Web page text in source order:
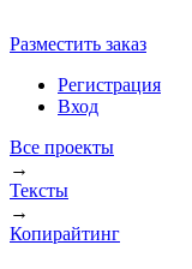
Разместить заказ
Регистрация
Вход
Все проекты
→
Тексты
→
Копирайтинг